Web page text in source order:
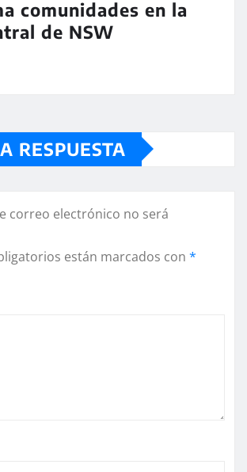
comunidades en la
de NSW
RESPUESTA
correo electrónico no será
están marcados con *